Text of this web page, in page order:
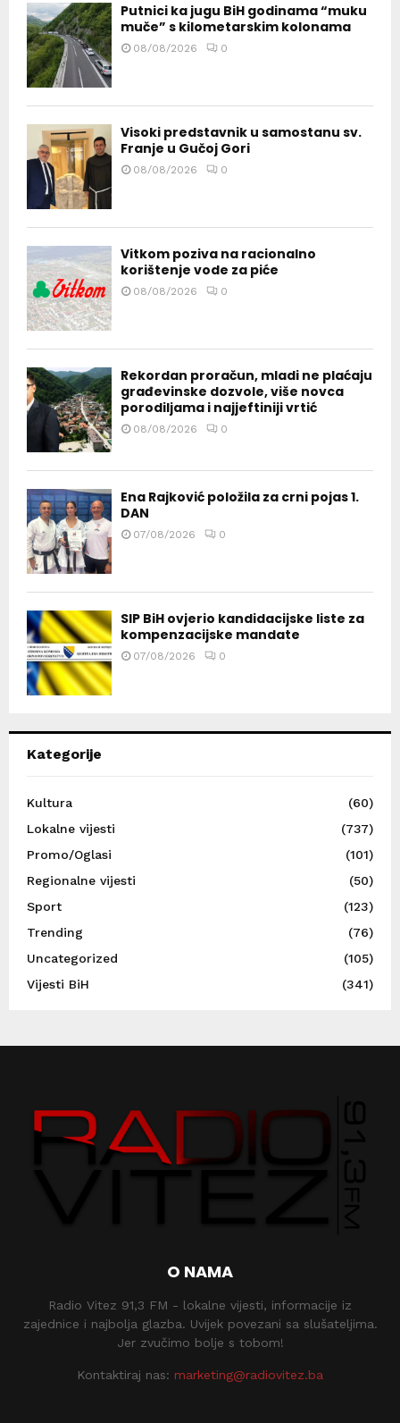
Putnici ka jugu BiH godinama “muku
muče” s kilometarskim kolonama
08/08/2026 0
Visoki predstavnik u samostanu sv.
Franje u Gučoj Gori
08/08/2026 0
Vitkom poziva na racionalno
korištenje vode za piće
08/08/2026 0
Rekordan proračun, mladi ne plaćaju
građevinske dozvole, više novca
porodiljama i najjeftiniji vrtić
08/08/2026 0
Ena Rajković položila za crni pojas 1.
DAN
07/08/2026 0
SIP BiH ovjerio kandidacijske liste za
kompenzacijske mandate
07/08/2026 0
Kategorije
Kultura
(60)
Lokalne vijesti
(737)
Promo/Oglasi
(101)
Regionalne vijesti
(50)
Sport
(123)
Trending
(76)
Uncategorized
(105)
Vijesti BiH
(341)
O NAMA
Radio Vitez 91,3 FM - lokalne vijesti, informacije iz
zajednice i najbolja glazba. Uvijek povezani sa slušateljima.
Jer zvučimo bolje s tobom!
Kontaktiraj nas: marketing@radiovitez.ba